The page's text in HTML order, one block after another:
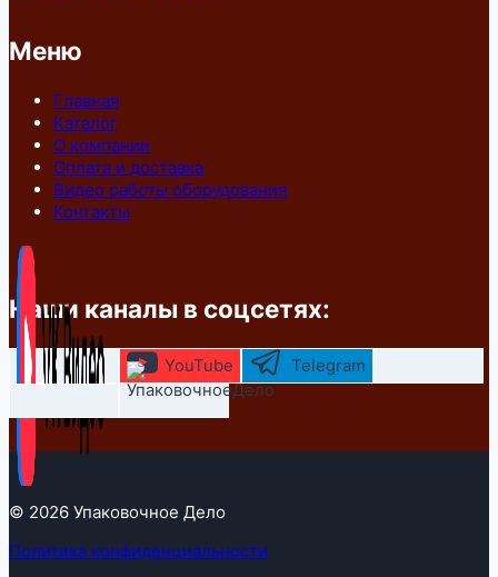
Меню
Главная
Каталог
О компании
Оплата и доставка
Видео работы оборудования
Контакты
Наши каналы в соцсетях:
YouTube Telegram
© 2026 Упаковочное Дело
Политика конфиденциальности